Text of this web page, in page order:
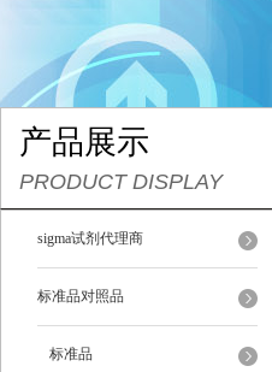
产品展示
PRODUCT DISPLAY
sigma试剂代理商
标准品对照品
标准品